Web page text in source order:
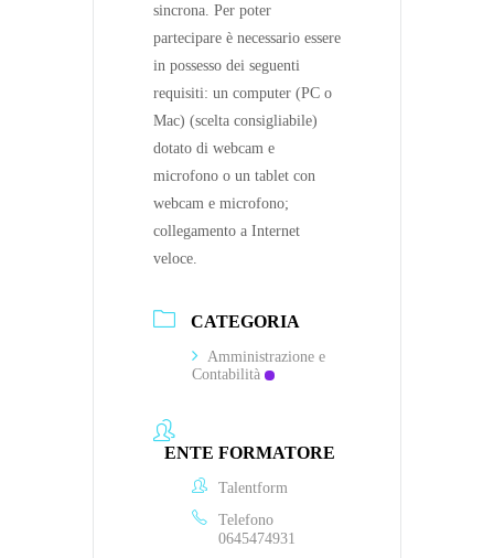
sincrona. Per poter
partecipare è necessario essere
in possesso dei seguenti
requisiti: un computer (PC o
Mac) (scelta consigliabile)
dotato di webcam e
microfono o un tablet con
webcam e microfono;
collegamento a Internet
veloce.
CATEGORIA
Amministrazione e
Contabilità
ENTE FORMATORE
Talentform
Telefono
0645474931